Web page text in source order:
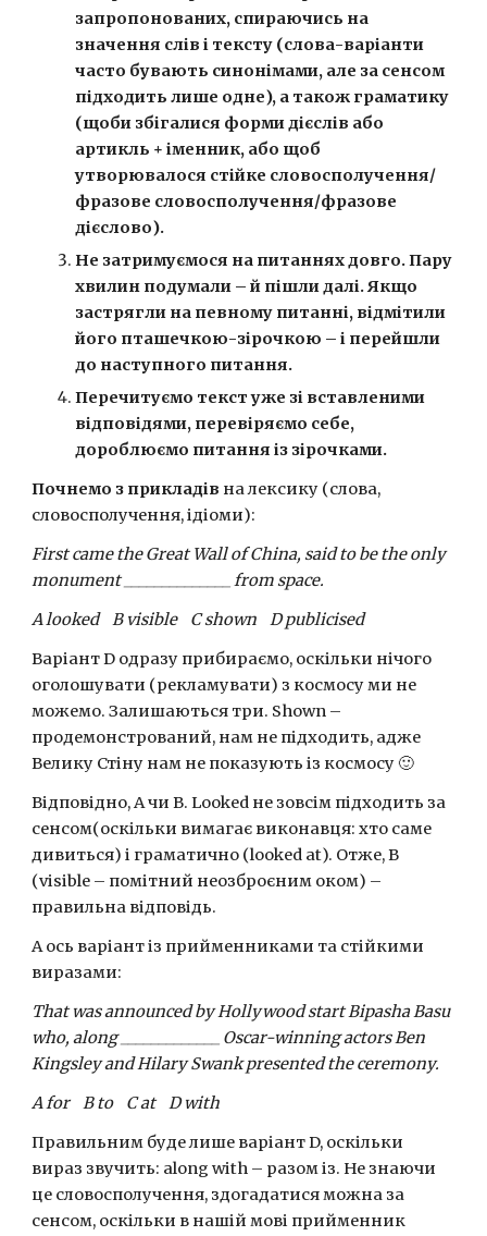
запропонованих, спираючись на
значення слів і тексту (слова-варіанти
часто бувають синонімами, але за сенсом
підходить лише одне), а також граматику
(щоби збігалися форми дієслів або
артикль + іменник, або щоб
утворювалося стійке словосполучення/
фразове словосполучення/фразове
дієслово).
Не затримуємося на питаннях довго. Пару
хвилин подумали – й пішли далі. Якщо
застрягли на певному питанні, відмітили
його пташечкою-зірочкою – і перейшли
до наступного питання.
Перечитуємо текст уже зі вставленими
відповідями, перевіряємо себе,
дороблюємо питання із зірочками.
Почнемо з прикладів на лексику (слова,
словосполучення, ідіоми):
First came the Great Wall of China, said to be the only
monument ______________ from space.
A looked    B visible    C shown    D publicised
Варіант D одразу прибираємо, оскільки нічого
оголошувати (рекламувати) з космосу ми не
можемо. Залишаються три. Shown –
продемонстрований, нам не підходить, адже
Велику Стіну нам не показують із космосу 🙂
Відповідно, А чи В. Looked не зовсім підходить за
сенсом(оскільки вимагає виконавця: хто саме
дивиться) і граматично (looked at). Отже, В
(visible – помітний неозброєним оком) –
правильна відповідь.
А ось варіант із прийменниками та стійкими
виразами:
That was announced by Hollywood start Bipasha Basu
who, along _____________ Oscar-winning actors Ben
Kingsley and Hilary Swank presented the ceremony.
A for    B to    C at    D with
Правильним буде лише варіант D, оскільки
вираз звучить: along with – разом із. Не знаючи
це словосполучення, здогадатися можна за
сенсом, оскільки в нашій мові прийменник